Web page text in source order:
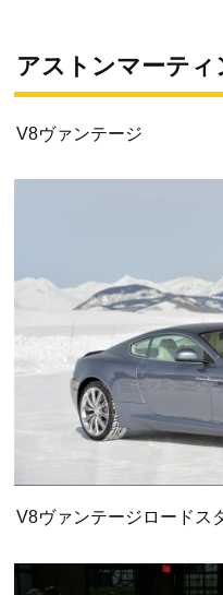
アストンマーテ
V8ヴァンテージ
V8ヴァンテージロードス